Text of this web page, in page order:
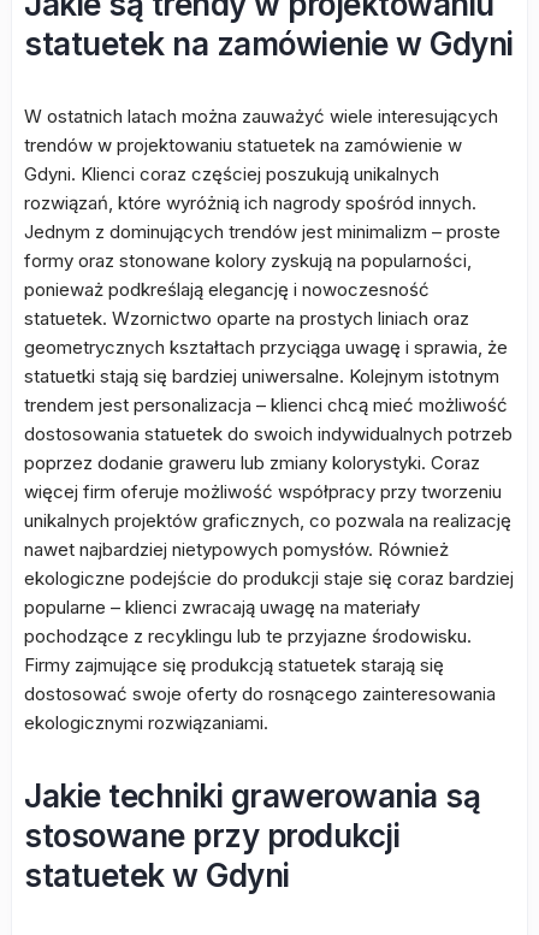
statuetek na zamówienie w Gdyni
W ostatnich latach można zauważyć wiele interesujących
trendów w projektowaniu statuetek na zamówienie w
Gdyni. Klienci coraz częściej poszukują unikalnych
rozwiązań, które wyróżnią ich nagrody spośród innych.
Jednym z dominujących trendów jest minimalizm – proste
formy oraz stonowane kolory zyskują na popularności,
ponieważ podkreślają elegancję i nowoczesność
statuetek. Wzornictwo oparte na prostych liniach oraz
geometrycznych kształtach przyciąga uwagę i sprawia, że
statuetki stają się bardziej uniwersalne. Kolejnym istotnym
trendem jest personalizacja – klienci chcą mieć możliwość
dostosowania statuetek do swoich indywidualnych potrzeb
poprzez dodanie graweru lub zmiany kolorystyki. Coraz
więcej firm oferuje możliwość współpracy przy tworzeniu
unikalnych projektów graficznych, co pozwala na realizację
nawet najbardziej nietypowych pomysłów. Również
ekologiczne podejście do produkcji staje się coraz bardziej
popularne – klienci zwracają uwagę na materiały
pochodzące z recyklingu lub te przyjazne środowisku.
Firmy zajmujące się produkcją statuetek starają się
dostosować swoje oferty do rosnącego zainteresowania
ekologicznymi rozwiązaniami.
Jakie techniki grawerowania są
stosowane przy produkcji
statuetek w Gdyni